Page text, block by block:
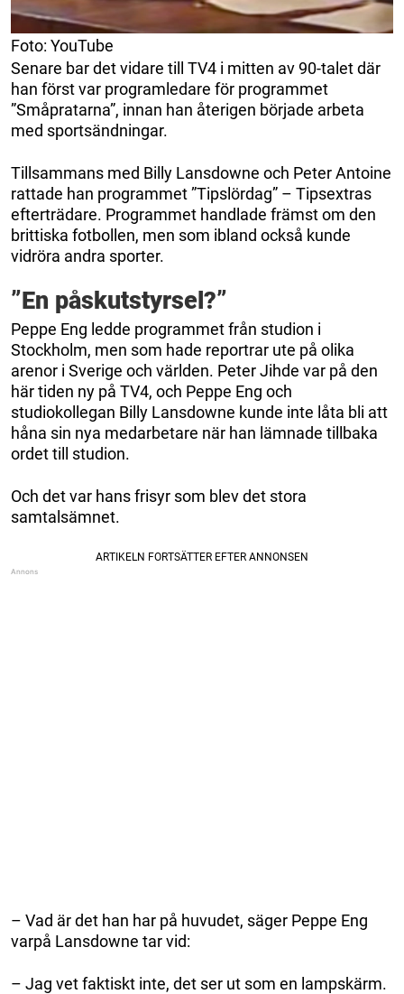
Foto: YouTube
Senare bar det vidare till TV4 i mitten av 90-talet där
han först var programledare för programmet
”Småpratarna”, innan han återigen började arbeta
med sportsändningar.
Tillsammans med Billy Lansdowne och Peter Antoine
rattade han programmet ”Tipslördag” – Tipsextras
efterträdare. Programmet handlade främst om den
brittiska fotbollen, men som ibland också kunde
vidröra andra sporter.
”En påskutstyrsel?”
Peppe Eng ledde programmet från studion i
Stockholm, men som hade reportrar ute på olika
arenor i Sverige och världen. Peter Jihde var på den
här tiden ny på TV4, och Peppe Eng och
studiokollegan Billy Lansdowne kunde inte låta bli att
håna sin nya medarbetare när han lämnade tillbaka
ordet till studion.
Och det var hans frisyr som blev det stora
samtalsämnet.
– Vad är det han har på huvudet, säger Peppe Eng
varpå Lansdowne tar vid:
– Jag vet faktiskt inte, det ser ut som en lampskärm.